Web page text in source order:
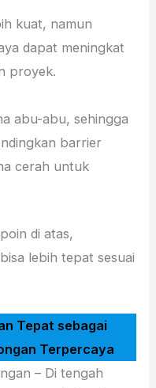
kuat, namun
dapat meningkat
proyek.
abu-abu, sehingga
barrier
cerah untuk
di atas,
lebih tepat sesuai
Tepat sebagai
Terpercaya
– Di tengah